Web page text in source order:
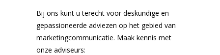
Bij ons kunt u terecht voor deskundige en
gepassioneerde adviezen op het gebied van
marketingcommunicatie. Maak kennis met
onze adviseurs: